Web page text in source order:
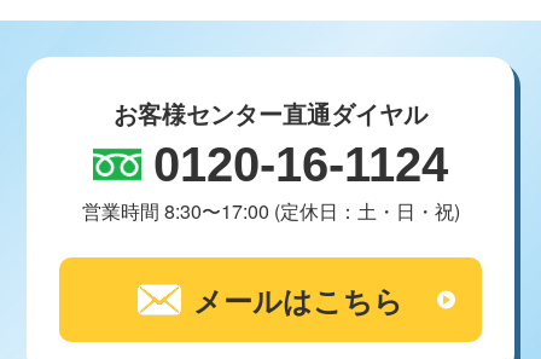
お客様センター直通ダイヤル
0120-16-1124
営業時間 8:30〜17:00 (定休日：土・日・祝)
メールはこちら